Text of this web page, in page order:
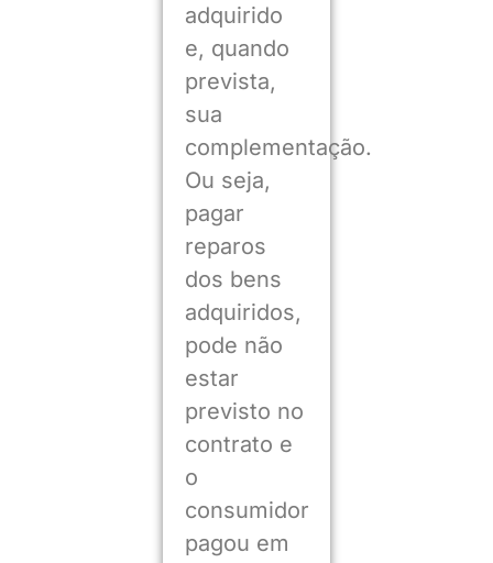
adquirido
e, quando
prevista,
sua
complementação.
Ou seja,
pagar
reparos
dos bens
adquiridos,
pode não
estar
previsto no
contrato e
o
consumidor
pagou em